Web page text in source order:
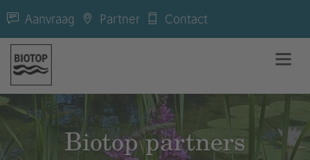
Aanvraag Partner Contact
Biotop partners